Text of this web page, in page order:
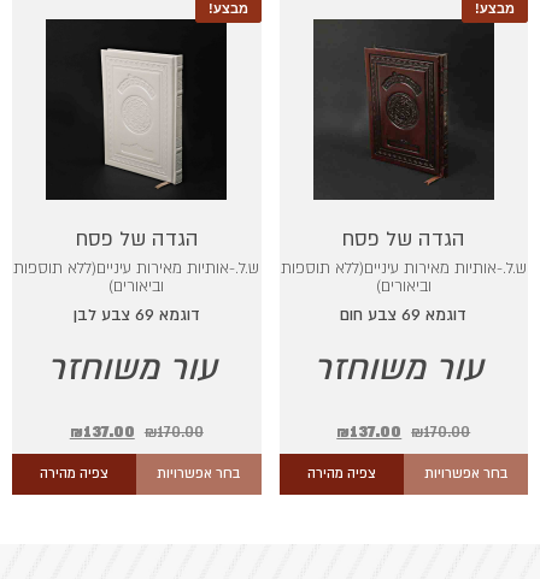
מבצע!
הגדה של פסח
ש.ל.-אותיות מאירות עיניים(ללא תוספות
וביאורים)
דוגמא 69 צבע חום
עור משוחזר
₪170.00
₪137.00
בחר אפשרויות צפיה מהירה
מבצע!
הגדה של פסח
ש.ל.-אותיות מאירות עיניים(ללא תוספות
וביאורים)
דוגמא 69 צבע לבן
עור משוחזר
₪170.00
₪137.00
בחר אפשרויות צפיה מהירה